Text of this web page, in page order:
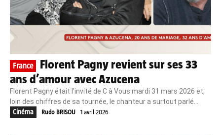
France
Florent Pagny revient sur ses 33
ans d’amour avec Azucena
Florent Pagny était l’invité de C à Vous mardi 31 mars 2026 et,
loin des chiffres de sa tournée, le chanteur a surtout parlé...
Cinéma
Rudo BRISOU 1 avril 2026